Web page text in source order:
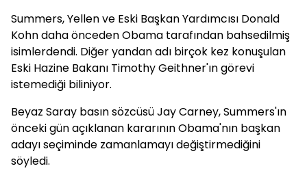
Summers, Yellen ve Eski Başkan Yardımcısı Donald
Kohn daha önceden Obama tarafından bahsedilmiş
isimlerdendi. Diğer yandan adı birçok kez konuşulan
Eski Hazine Bakanı Timothy Geithner'ın görevi
istemediği biliniyor.
Beyaz Saray basın sözcüsü Jay Carney, Summers'ın
önceki gün açıklanan kararının Obama'nın başkan
adayı seçiminde zamanlamayı değiştirmediğini
söyledi.